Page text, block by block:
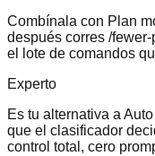
Combínala con Plan
después corres /
el lote de comandos
Experto
Es tu alternativa a
que el clasificador
control total, cero